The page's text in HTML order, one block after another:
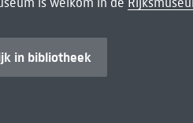
in bibliotheek